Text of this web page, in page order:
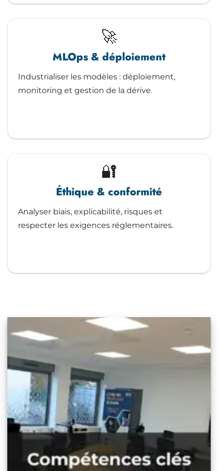
🚀
MLOps & déploiement
Industrialiser les modèles : déploiement,
monitoring et gestion de la dérive.
🔐
Éthique & conformité
Analyser biais, explicabilité, risques et
respecter les exigences réglementaires.